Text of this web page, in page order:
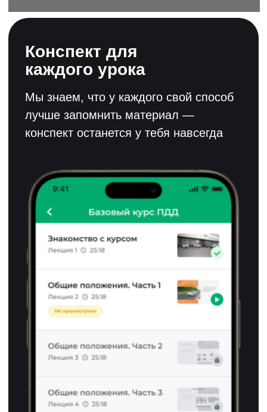
Поможем решить
все вопросы
Если вы хотите больше узнать о ПДД.ТВ
или не знаете, какую программу обучения
+7 (906) 348-08-46